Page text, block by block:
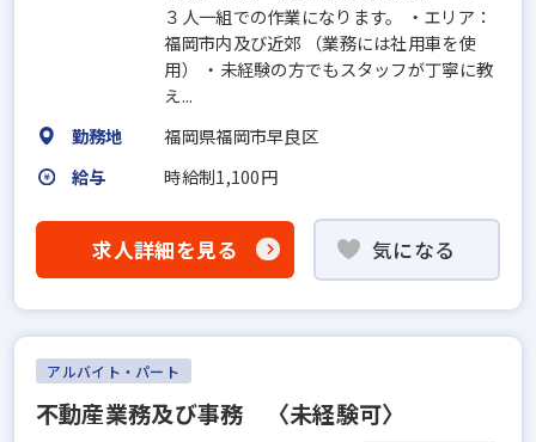
３人一組での作業になります。 ・エリア：
福岡市内及び近郊 （業務には社用車を使
用） ・未経験の方でもスタッフが丁寧に教
え...
勤務地
福岡県福岡市早良区
給与
時給制1,100円
求人詳細を見る 気になる
アルバイト・パート
不動産業務及び事務 〈未経験可〉